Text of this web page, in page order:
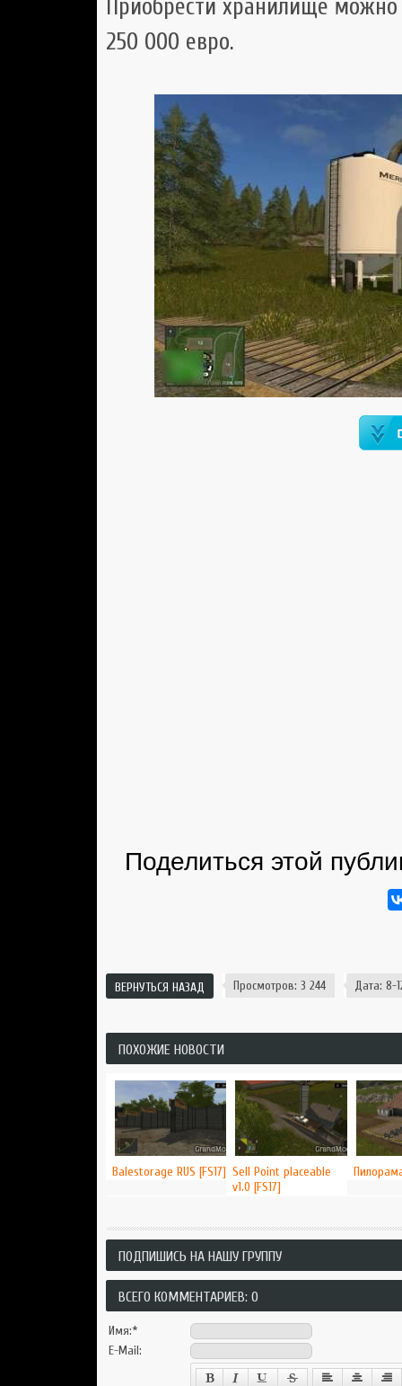
Приобрести хранилище
250 000 евро.
Поделиться этой
ВЕРНУТЬСЯ НАЗАД Просмотров: 3 244 Дата: 8-
ПОХОЖИЕ НОВОСТИ
Balestorage RUS [FS17] Sell Point placeable
v1.0 [FS17]
ПОДПИШИСЬ НА НАШУ ГРУППУ
ВСЕГО КОММЕНТАРИЕВ: 0
Имя:*
E-Mail: